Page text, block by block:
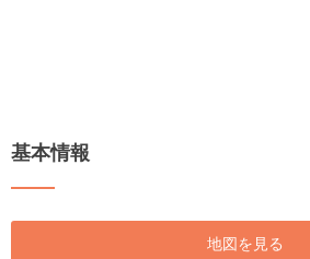
基本情報
地図を見る